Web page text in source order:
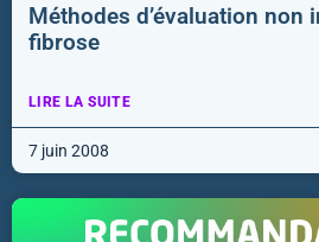
Méthodes d’évaluation non
fibrose
LIRE LA SUITE
7 juin 2008